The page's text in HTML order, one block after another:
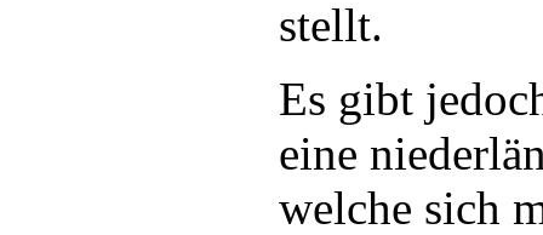
stellt.
Es gibt
eine
welche sich